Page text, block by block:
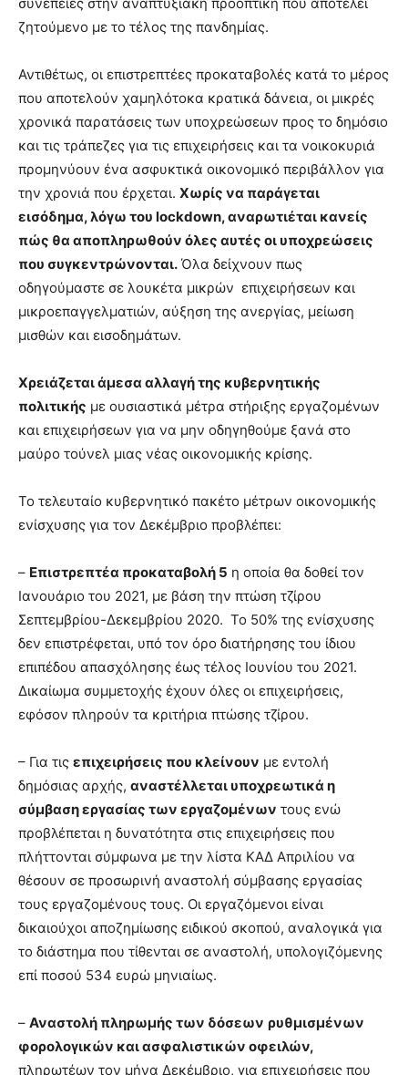
ζητούμενο με το τέλος της πανδημίας.
Αντιθέτως, οι επιστρεπτέες προκαταβολές κατά το μέρος
που αποτελούν χαμηλότοκα κρατικά δάνεια, οι μικρές
χρονικά παρατάσεις των υποχρεώσεων προς το δημόσιο
και τις τράπεζες για τις επιχειρήσεις και τα νοικοκυριά
προμηνύουν ένα ασφυκτικά οικονομικό περιβάλλον για
την χρονιά που έρχεται. Χωρίς να παράγεται
εισόδημα, λόγω του lockdown, αναρωτιέται κανείς
πώς θα αποπληρωθούν όλες αυτές οι υποχρεώσεις
που συγκεντρώνονται. Όλα δείχνουν πως
οδηγούμαστε σε λουκέτα μικρών επιχειρήσεων και
μικροεπαγγελματιών, αύξηση της ανεργίας, μείωση
μισθών και εισοδημάτων.
Χρειάζεται άμεσα αλλαγή της κυβερνητικής
πολιτικής με ουσιαστικά μέτρα στήριξης εργαζομένων
και επιχειρήσεων για να μην οδηγηθούμε ξανά στο
μαύρο τούνελ μιας νέας οικονομικής κρίσης.
Το τελευταίο κυβερνητικό πακέτο μέτρων οικονομικής
ενίσχυσης για τον Δεκέμβριο προβλέπει:
– Επιστρεπτέα προκαταβολή 5 η οποία θα δοθεί τον
Ιανουάριο του 2021, με βάση την πτώση τζίρου
Σεπτεμβρίου-Δεκεμβρίου 2020. Το 50% της ενίσχυσης
δεν επιστρέφεται, υπό τον όρο διατήρησης του ίδιου
επιπέδου απασχόλησης έως τέλος Ιουνίου του 2021.
Δικαίωμα συμμετοχής έχουν όλες οι επιχειρήσεις,
εφόσον πληρούν τα κριτήρια πτώσης τζίρου.
– Για τις επιχειρήσεις που κλείνουν με εντολή
δημόσιας αρχής, αναστέλλεται υποχρεωτικά η
σύμβαση εργασίας των εργαζομένων τους ενώ
προβλέπεται η δυνατότητα στις επιχειρήσεις που
πλήττονται σύμφωνα με την λίστα ΚΑΔ Απριλίου να
θέσουν σε προσωρινή αναστολή σύμβασης εργασίας
τους εργαζομένους τους. Οι εργαζόμενοι είναι
δικαιούχοι αποζημίωσης ειδικού σκοπού, αναλογικά για
το διάστημα που τίθενται σε αναστολή, υπολογιζόμενης
επί ποσού 534 ευρώ μηνιαίως.
– Αναστολή πληρωμής των δόσεων ρυθμισμένων
φορολογικών και ασφαλιστικών οφειλών,
πληρωτέων τον μήνα Δεκέμβριο, για επιχειρήσεις που